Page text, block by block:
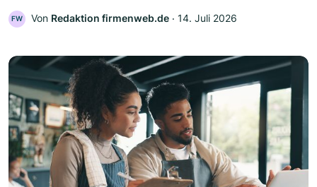
FW Von Redaktion firmenweb.de ‧ 14. Juli 2026